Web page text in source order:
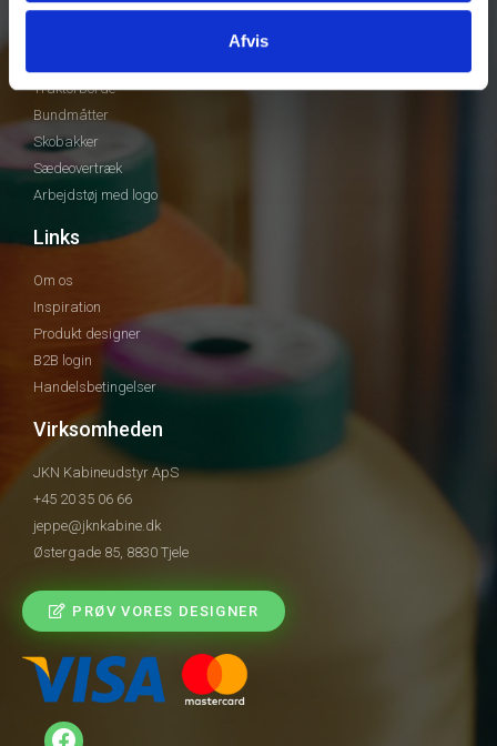
Afvis
Traktorborde
Bundmåtter
Skobakker
Sædeovertræk
Arbejdstøj med logo
Links
Om os
Inspiration
Produkt designer
B2B login
Handelsbetingelser
Virksomheden
JKN Kabineudstyr ApS
+45 20 35 06 66
jeppe@jknkabine.dk
Østergade 85, 8830 Tjele
PRØV VORES DESIGNER